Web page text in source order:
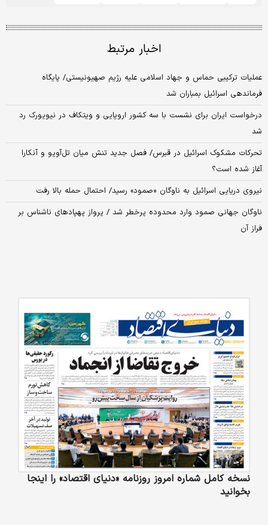
اخبار مرتبط
عملیات ترکیبی حماس و جهاد اسلامی علیه رژیم صهیونیستی/ پایگاه
فرماندهی اسرائیل بمباران شد
درخواست ایران برای نشست با سه کشور اروپایی و ویتکاف در نیویورک رد
شد
تحرکات مشکوک اسرائیل در قبرس/ فصل جدید تنش میان تل‌آویو و آنکارا
آغاز شده است؟
نیروی دریایی اسرائیل به ناوگان «صمود» رسید/ احتمال حمله بالا رفت
ناوگان جهانی صمود وارد محدوده پرخطر شد / پرواز پهپادهای ناشناس بر
فراز آن
نسخه کامل شماره امروز روزنامه «دنیای‌ اقتصاد» را اینجا
بخوانید